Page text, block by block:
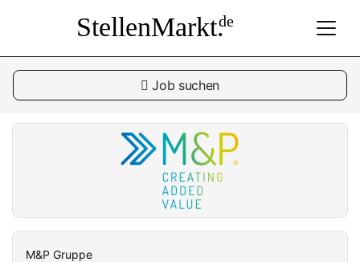
StellenMarkt.de
Job suchen
M&P Gruppe